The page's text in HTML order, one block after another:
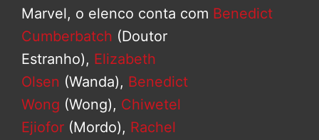
Marvel, o elenco conta com Benedict
Cumberbatch (Doutor
Estranho), Elizabeth
Olsen (Wanda), Benedict
Wong (Wong), Chiwetel
Ejiofor (Mordo), Rachel